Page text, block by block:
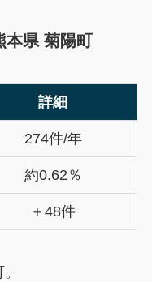
本県 菊陽町
詳細
274件/年
約0.62％
＋48件